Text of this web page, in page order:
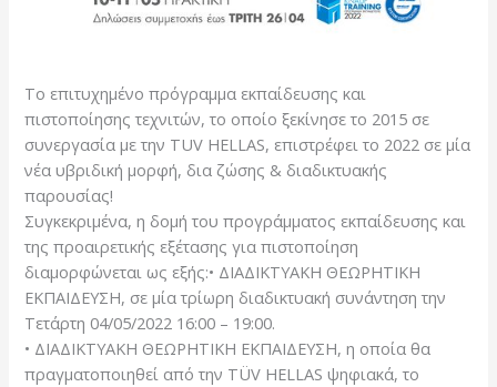
Το επιτυχημένο πρόγραμμα εκπαίδευσης και
πιστοποίησης τεχνιτών, το οποίο ξεκίνησε το 2015 σε
συνεργασία με την TUV HELLAS, επιστρέφει το 2022 σε μία
νέα υβριδική μορφή, δια ζώσης & διαδικτυακής
παρουσίας!
Συγκεκριμένα, η δομή του προγράμματος εκπαίδευσης και
της προαιρετικής εξέτασης για πιστοποίηση
διαμορφώνεται ως εξής:• ΔΙΑΔΙΚΤΥΑΚΗ ΘΕΩΡΗΤΙΚΗ
ΕΚΠΑΙΔΕΥΣΗ, σε μία τρίωρη διαδικτυακή συνάντηση την
Τετάρτη 04/05/2022 16:00 – 19:00.
• ΔΙΑΔΙΚΤΥΑΚΗ ΘΕΩΡΗΤΙΚΗ ΕΚΠΑΙΔΕΥΣΗ, η οποία θα
πραγματοποιηθεί από την TÜV HELLAS ψηφιακά, το